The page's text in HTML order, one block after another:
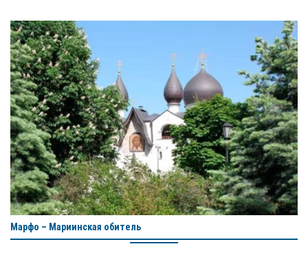
Марфо – Мариинская обитель